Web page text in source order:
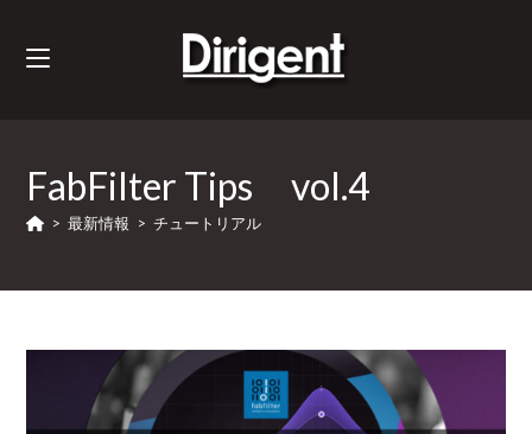
FabFilter Tips vol.4
> 最新情報 > チュートリアル